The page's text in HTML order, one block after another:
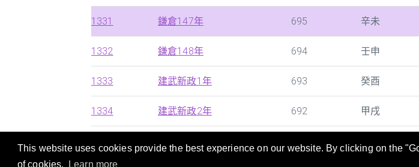
This website uses cookies provide the best experience on our website. By clicking on the
of cookies.
Learn more
1331 鎌倉147年 695 辛未
1332 鎌倉148年 694 壬申
1333 建武新政1年 693 癸酉
1334 建武新政2年 692 甲戌
本站提供西曆，中國朝代及日本年號的快速搜尋及轉換。年齡/干支/生肖對照表